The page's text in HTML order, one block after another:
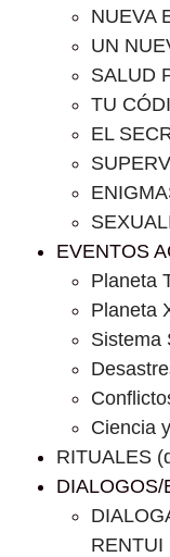
NUEVA
UN
SALUD
TU
EL
EVENTOS
Planeta
Planeta
Sistema
Ciencia
RITUALES
DIALOGOS/
RENTUI